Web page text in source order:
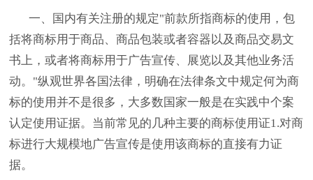
一、国内有关注册的规定"前款所指商标的使用，包
括将商标用于商品、商品包装或者容器以及商品交易文
书上，或者将商标用于广告宣传、展览以及其他业务活
动。"纵观世界各国法律，明确在法律条文中规定何为商
标的使用并不是很多，大多数国家一般是在实践中个案
认定使用证据。当前常见的几种主要的商标使用证1.对商
标进行大规模地广告宣传是使用该商标的直接有力证
据。